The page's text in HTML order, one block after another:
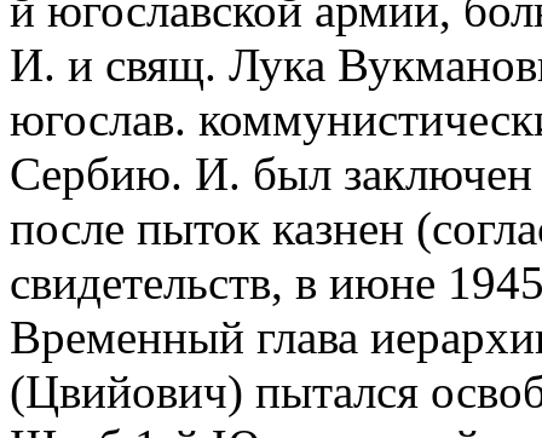
И. и свящ. Лука
югослав.
Сербию. И. был
после пыток казнен
свидетельств, в июне
Временный глава
(Цвийович) пытался